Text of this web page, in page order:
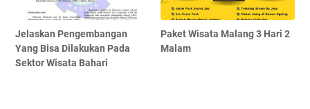
Jelaskan Pengembangan
Yang Bisa Dilakukan Pada
Sektor Wisata Bahari
Paket Wisata Malang 3 Hari 2
Malam